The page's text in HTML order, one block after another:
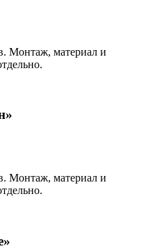
Монтаж, материал и
Монтаж, материал и